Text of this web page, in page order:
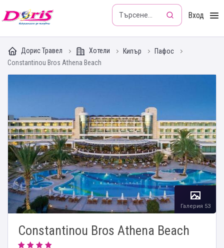
Doris - Изкушението да пътуваш Вход
Дорис Травел Хотели Кипър
Пафос
Constantinou Bros Athena Beach
Constantinou Bros Athena Beach
Галерия 53